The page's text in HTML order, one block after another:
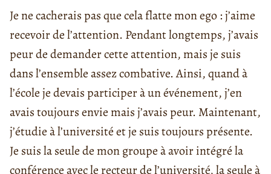
Je ne cacherais pas que cela flatte mon ego : j’aime
recevoir de l’attention. Pendant longtemps, j’avais
peur de demander cette attention, mais je suis
dans l’ensemble assez combative. Ainsi, quand à
l’école je devais participer à un événement, j’en
avais toujours envie mais j’avais peur. Maintenant,
j’étudie à l’université et je suis toujours présente.
Je suis la seule de mon groupe à avoir intégré la
conférence avec le recteur de l’université, la seule à